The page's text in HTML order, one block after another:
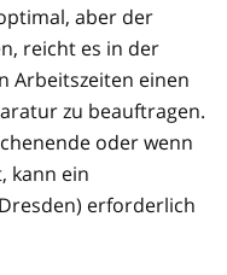
aber der
reicht es in der
Arbeitszeiten einen
zu beauftragen.
oder wenn
kann ein
erforderlich